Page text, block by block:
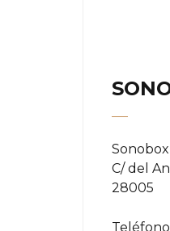
C/ del
28005